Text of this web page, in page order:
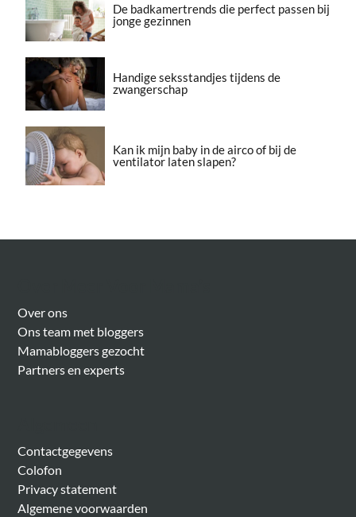
De badkamertrends die perfect passen bij
jonge gezinnen
Handige seksstandjes tijdens de
zwangerschap
Kan ik mijn baby in de airco of bij de
ventilator laten slapen?
Over ons
Ons team met bloggers
Mamabloggers gezocht
Partners en experts
Contactgegevens
Colofon
Privacy statement
Algemene voorwaarden